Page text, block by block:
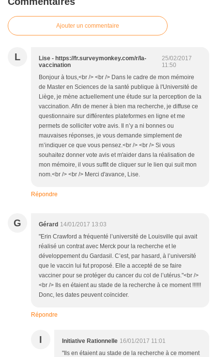
Ajouter un commentaire
L
Lise - https://fr.surveymonkey.com/r/la-
vaccination
25/02/2017
11:50
Bonjour à tous,<br /> <br /> Dans le cadre de mon mémoire
de Master en Sciences de la santé publique à l'Université de
Liège, je mène actuellement une étude sur la perception de la
vaccination. Afin de mener à bien ma recherche, je diffuse ce
questionnaire sur différentes plateformes en ligne et me
permets de solliciter votre avis. Il n’y a ni bonnes ou
mauvaises réponses, je vous demande simplement de
m’indiquer ce que vous pensez.<br /> <br /> Si vous
souhaitez donner vote avis et m'aider dans la réalisation de
mon mémoire, il vous suffit de cliquer sur le lien qui suit mon
nom.<br /> <br /> Merci d'avance, Lise.
Répondre
G Gérard 14/01/2017 13:03
"Erin Crawford a fréquenté l’université de Louisville qui avait
réalisé un contrat avec Merck pour la recherche et le
développement du Gardasil. C’est, par hasard, à l’université
que le vaccin lui fut proposé. Elle a accepté de se faire
vacciner pour se protéger du cancer du col de l’utérus."<br />
<br /> Ils en étaient au stade de la recherche à ce moment !!!!!!
Donc, les dates peuvent coïncider.
Répondre
I Initiative Rationnelle 16/01/2017 11:01
"Ils en étaient au stade de la recherche à ce moment